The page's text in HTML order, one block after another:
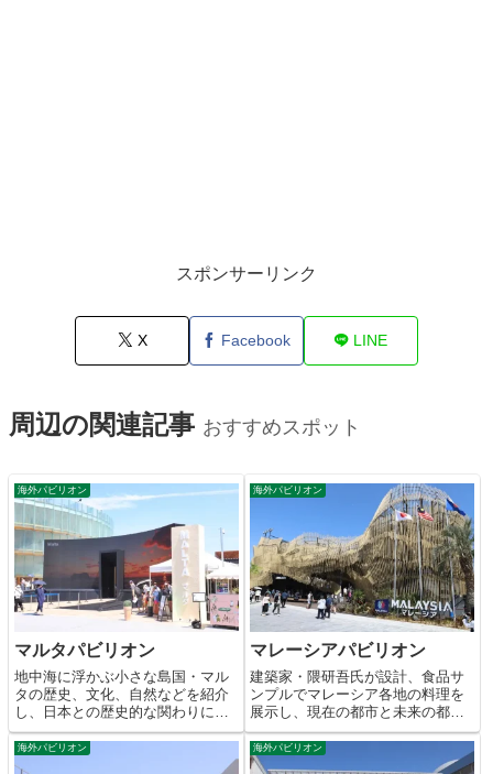
スポンサーリンク
X Facebook LINE
周辺の関連記事 おすすめスポット
海外パビリオン
マルタパビリオン
地中海に浮かぶ小さな島国・マル
タの歴史、文化、自然などを紹介
し、日本との歴史的な関わりにつ
いて解説。
海外パビリオン
マレーシアパビリオン
建築家・隈研吾氏が設計、食品サ
ンプルでマレーシア各地の料理を
展示し、現在の都市と未来の都市
をビジュアルに紹介。
海外パビリオン 海外パビリオン